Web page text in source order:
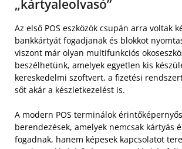
„kártyaleolvasó”
Az első POS eszközök csupán arra voltak
bankkártyát fogadjanak és blokkot
viszont már olyan multifunkciós
beszélhetünk, amelyek egyetlen kis
kereskedelmi szoftvert, a fizetési
sőt akár a készletkezelést is.
A modern POS terminálok
berendezések, amelyek nemcsak kártyás
fogadnak, hanem képesek kapcsolatot